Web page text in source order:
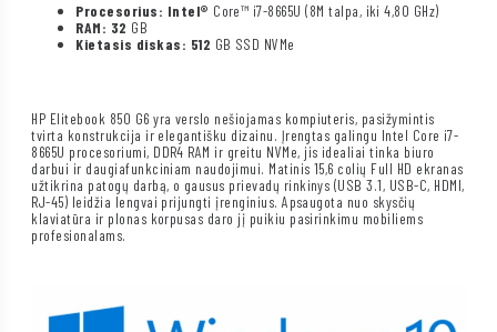
Procesorius: Intel® Core™ i7-8665U (8M talpa, iki 4,80 GHz)
RAM: 32 GB
Kietasis diskas: 512 GB SSD NVMe
HP Elitebook 850 G6 yra verslo nešiojamas kompiuteris, pasižymintis
tvirta konstrukcija ir elegantišku dizainu. Įrengtas galingu Intel Core i7-
8665U procesoriumi, DDR4 RAM ir greitu NVMe, jis idealiai tinka biuro
darbui ir daugiafunkciniam naudojimui. Matinis 15,6 colių Full HD ekranas
užtikrina patogų darbą, o gausus prievadų rinkinys (USB 3.1, USB-C, HDMI,
RJ-45) leidžia lengvai prijungti įrenginius. Apsaugota nuo skysčių
klaviatūra ir plonas korpusas daro jį puikiu pasirinkimu mobiliems
profesionalams.